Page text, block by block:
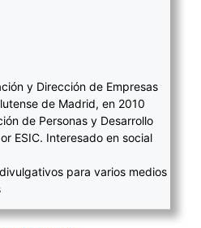
y Dirección de Empresas
de Madrid, en 2010
de Personas y Desarrollo
ESIC. Interesado en social
para varios medios